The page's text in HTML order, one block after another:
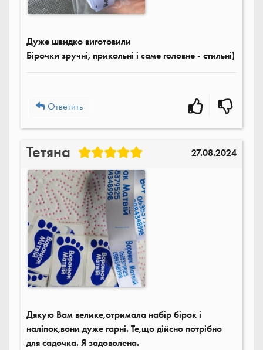
Дуже швидко виготовили
Бірочки зручні, прикольні і саме головне - стильні)
Ответить
Тетяна 27.08.2024
Дякую Вам велике,отримала набір бірок і
наліпок,вони дуже гарні. Те,що дійсно потрібно
для садочка. Я задоволена.